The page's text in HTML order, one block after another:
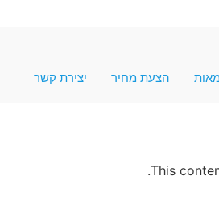
הצעת מחיר יצירת קשר
This